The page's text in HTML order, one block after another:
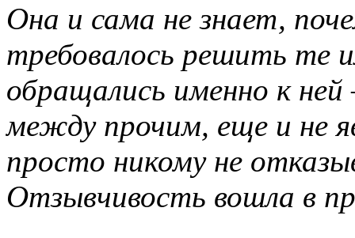
Она и сама не знает,
требовалось решить те
обращались именно к
между прочим, еще и не
просто никому не
Отзывчивость вошла в